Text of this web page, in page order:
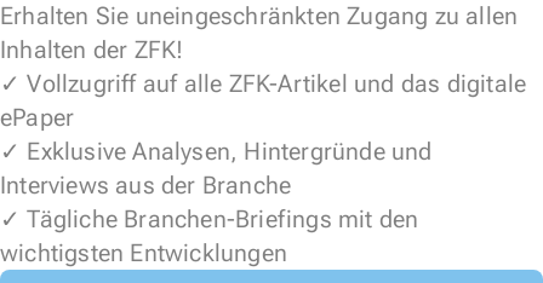
Erhalten Sie uneingeschränkten Zugang zu allen
Inhalten der ZFK!
✓ Vollzugriff auf alle ZFK-Artikel und das digitale
ePaper
✓ Exklusive Analysen, Hintergründe und
Interviews aus der Branche
✓ Tägliche Branchen-Briefings mit den
wichtigsten Entwicklungen